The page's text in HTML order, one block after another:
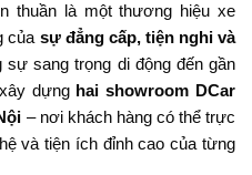
thuần là một thương hiệu xe
của sự đẳng cấp, tiện nghi và
sự sang trọng di động đến gần
dựng hai showroom DCar
– nơi khách hàng có thể trực
và tiện ích đỉnh cao của từng